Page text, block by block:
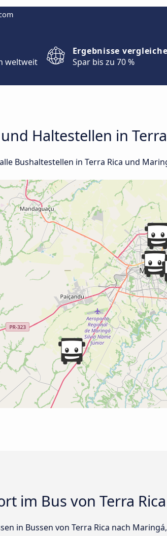
weltweit
Ergebnisse
Spar bis zu 70 %
Haltestellen in
Bushaltestellen in Terra Rica und
im Bus von Terra
in Bussen von Terra Rica nach